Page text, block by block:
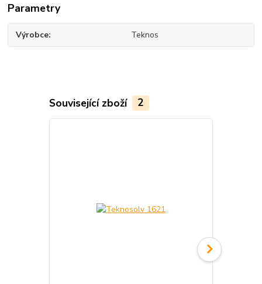
Parametry
Výrobce Teknos
Související zboží 2